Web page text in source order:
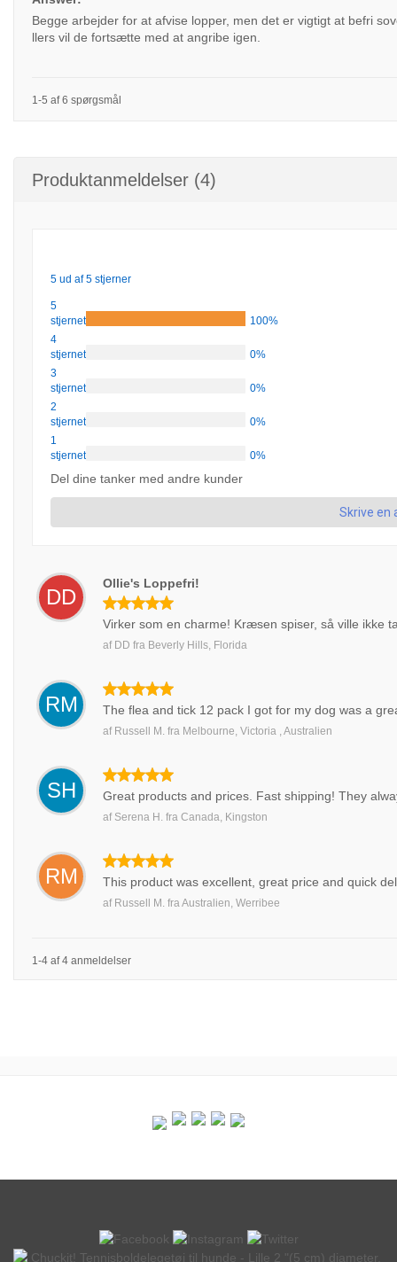
Begge arbejder for at afvise lopper, men det er vigtigt at befri
llers vil de fortsætte med at angribe igen.
1-5 af 6 spørgsmål
Produktanmeldelser (4)
5 ud af 5 stjerner
5
stjernet
100%
4
stjernet
0%
3
stjernet
0%
2
stjernet
0%
1
stjernet
0%
Del dine tanker med andre kunder
Skrive en
DD
Ollie's Loppefri!
Virker som en charme! Kræsen spiser, så ville ikke
af DD fra Beverly Hills, Florida
RM The flea and tick 12 pack I got for my dog was a
af Russell M. fra Melbourne, Victoria , Australien
SH Great products and prices. Fast shipping! They
af Serena H. fra Canada, Kingston
RM This product was excellent, great price and quick
af Russell M. fraAustralien, Werribee
1-4 af 4 anmeldelser